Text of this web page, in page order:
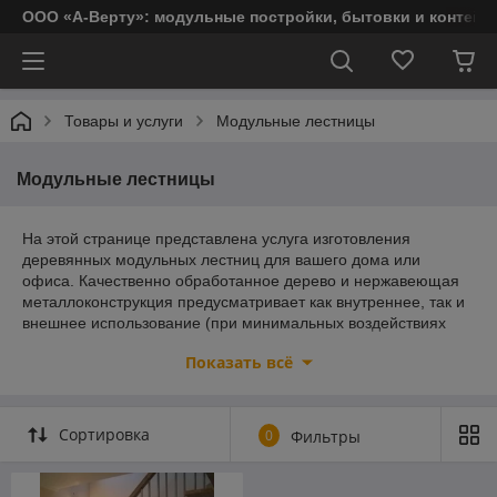
ООО «А-Верту»: модульные постройки, бытовки и
Товары и услуги Модульные лестницы
Модульные лестницы
На этой странице представлена услуга изготовления
деревянных модульных лестниц для вашего дома или
офиса. Качественно обработанное дерево и нержавеющая
металлоконструкция предусматривает как внутреннее, так и
внешнее использование (при минимальных воздействиях
советуют друзьям и партнерам?
на ваш выбор.
Показать всё
Сортировка 0 Фильтры